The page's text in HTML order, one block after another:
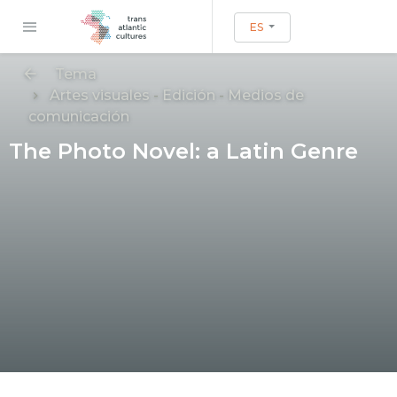
ES
Tema
Artes visuales - Edición - Medios de
comunicación
The Photo Novel: a Latin Genre